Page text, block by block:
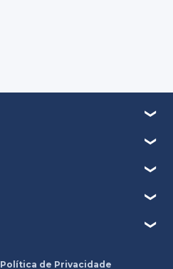
Política de Privacidade